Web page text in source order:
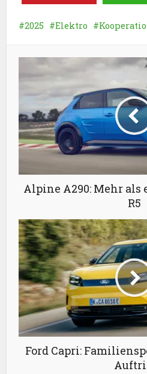
2025 Elektro
Alpine A290: Mehr
R5
Ford Capri: